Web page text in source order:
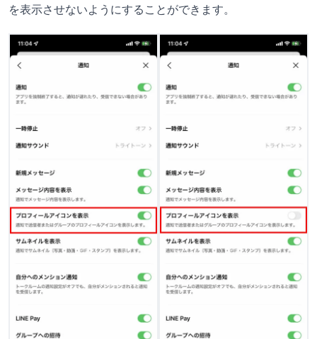
を表示させないようにすることができます。